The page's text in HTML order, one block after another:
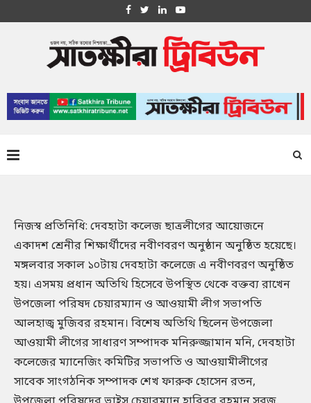
নিজস্ব প্রতিনিধি: দেবহাটা কলেজ ছাত্রলীগের আয়োজনে
একাদশ শ্রেনীর শিক্ষার্থীদের নবীণবরণ অনুষ্ঠান অনুষ্ঠিত হয়েছে।
মঙ্গলবার সকাল ১০টায় দেবহাটা কলেজে এ নবীণবরণ অনুষ্ঠিত
হয়। এসময় প্রধান অতিথি হিসেবে উপস্থিত থেকে বক্তব্য রাখেন
উপজেলা পরিষদ চেয়ারম্যান ও আওয়ামী লীগ সভাপতি
আলহাজ্ব মুজিবর রহমান। বিশেষ অতিথি ছিলেন উপজেলা
আওয়ামী লীগের সাধারণ সম্পাদক মনিরুজ্জামান মনি, দেবহাটা
কলেজের ম্যানেজিং কমিটির সভাপতি ও আওয়ামীলীগের
সাবেক সাংগঠনিক সম্পাদক শেখ ফারুক হোসেন রতন,